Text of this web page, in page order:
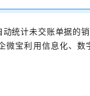
动统计未交账单据的
微宝利用信息化、